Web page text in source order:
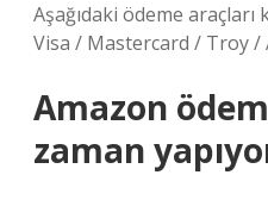
Aşağıdaki ödeme araçları
Visa / Mastercard / Troy /
Amazon
zaman